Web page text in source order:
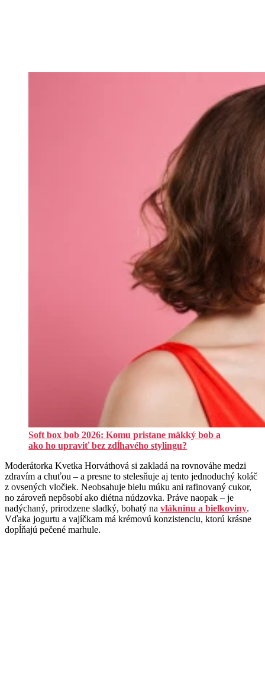
Soft box bob 2026: Komu pristane mäkký bob a
ako ho upraviť bez zdĺhavého stylingu?
Moderátorka Kvetka Horváthová si zakladá na rovnováhe medzi
zdravím a chuťou – a presne to stelesňuje aj tento jednoduchý koláč
z ovsených vločiek. Neobsahuje bielu múku ani rafinovaný cukor,
no zároveň nepôsobí ako diétna núdzovka. Práve naopak – je
nadýchaný, prirodzene sladký, bohatý na vlákninu a bielkoviny.
Vďaka jogurtu a vajíčkam má krémovú konzistenciu, ktorú krásne
dopĺňajú pečené marhule.